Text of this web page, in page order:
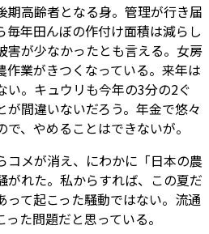
高齢者となる身。管理が行き届
毎年田んぼの作付け面積は減らし
害が少なかったとも言える。女房
作業がきつくなっている。来年は
い。キュウリも今年の3分の2ぐ
が間違いないだろう。年金で悠々
、やめることはできないが。
メが消え、にわかに「日本の農
がれた。私からすれば、この夏だ
って起こった騒動ではない。流通
た問題だと思っている。